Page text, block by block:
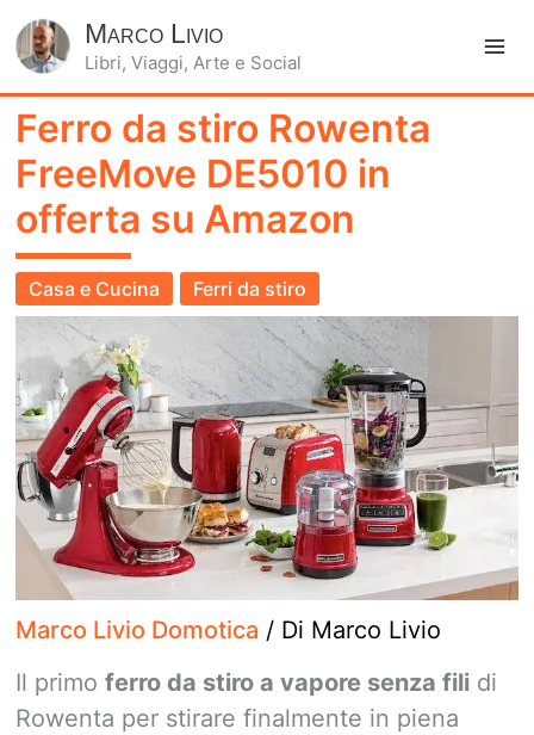
Marco Livio
Libri, Viaggi, Arte e Social
Ferro da stiro Rowenta
FreeMove DE5010 in
offerta su Amazon
Casa e Cucina Ferri da stiro
Marco Livio Domotica / Di Marco Livio
Il primo ferro da stiro a vapore senza fili di
Rowenta per stirare finalmente in piena